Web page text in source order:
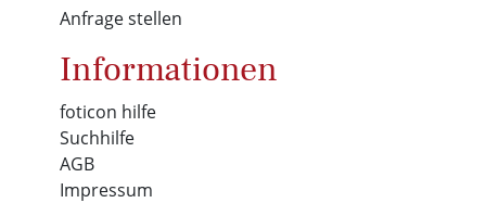
Anfrage stellen
Informationen
foticon hilfe
Suchhilfe
AGB
Impressum